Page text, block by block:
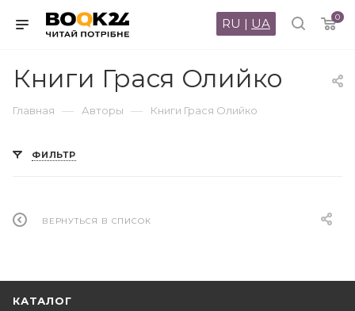
0
RU | UA
Книги Грася Олийко
Главная — Авторы — Книги Грася Олийко
ФИЛЬТР
ВЕРНУТЬСЯ В СПИСОК
КАТАЛОГ